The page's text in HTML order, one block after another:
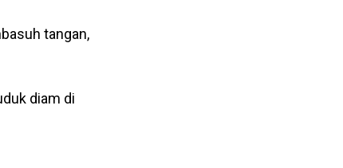
tangan,
diam di